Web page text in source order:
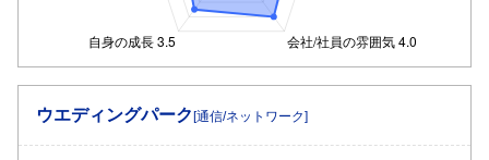
ウエディングパーク[通信/ネットワーク]